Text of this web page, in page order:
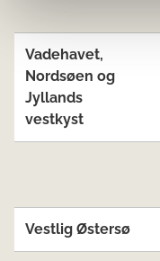
Vadehavet,
Nordsøen og
Jyllands
vestkyst
Vestlig Østersø